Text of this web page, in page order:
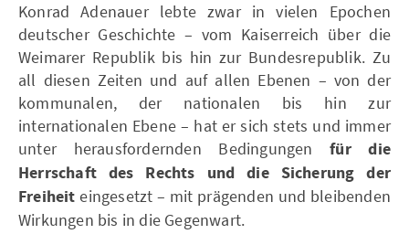
Konrad Adenauer lebte zwar in vielen Epochen
deutscher Geschichte – vom Kaiserreich über die
Weimarer Republik bis hin zur Bundesrepublik. Zu
all diesen Zeiten und auf allen Ebenen – von der
kommunalen, der nationalen bis hin zur
internationalen Ebene – hat er sich stets und immer
unter herausfordernden Bedingungenfür die
Herrschaft des Rechts und die Sicherung der
Freiheit eingesetzt – mit prägenden und bleibenden
Wirkungen bis in die Gegenwart.